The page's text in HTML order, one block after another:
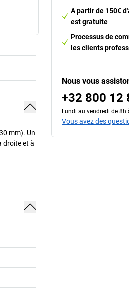
mm). Un
droite et à
A partir de 150€
est gratuite
Processus de
les clients
Nous vous
+32 800 12
Lundi au vendredi de 8h
Vous avez des